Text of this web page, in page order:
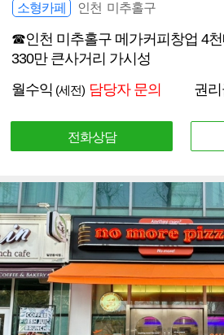
소형카페 인천 미추홀구
☎인천 미추홀구 메가커피창업 4천
330만 큰사거리 가시성
월수익 (세전) 담당자 문의 권
전화상담